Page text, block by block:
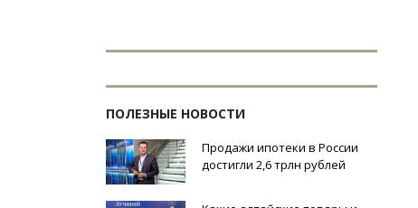
ПОЛЕЗНЫЕ НОВОСТИ
Продажи ипотеки в России
достигли 2,6 трлн рублей